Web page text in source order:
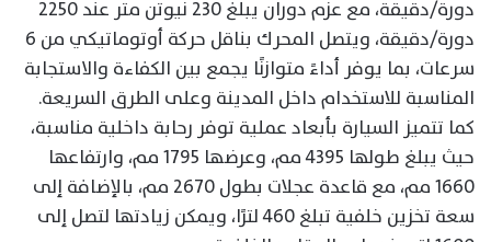
دورة/دقيقة، مع عزم دوران يبلغ 230 نيوتن متر عند 2250
دورة/دقيقة، ويتصل المحرك بناقل حركة أوتوماتيكي من 6
سرعات، بما يوفر أداءً متوازنًا يجمع بين الكفاءة والاستجابة
المناسبة للاستخدام داخل المدينة وعلى الطرق السريعة.
كما تتميز السيارة بأبعاد عملية توفر رحابة داخلية مناسبة،
حيث يبلغ طولها 4395 مم، وعرضها 1795 مم، وارتفاعها
1660 مم، مع قاعدة عجلات بطول 2670 مم، بالإضافة إلى
سعة تخزين خلفية تبلغ 460 لترًا، ويمكن زيادتها لتصل إلى